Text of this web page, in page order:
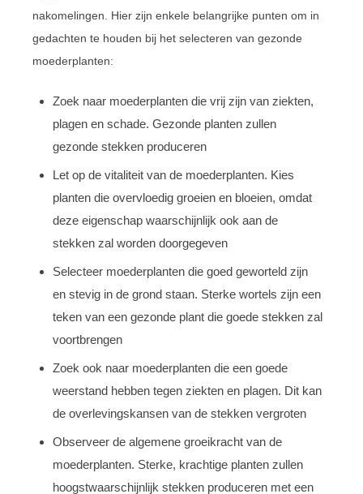
nakomelingen. Hier zijn enkele belangrijke punten om in
gedachten te houden bij het selecteren van gezonde
moederplanten:
Zoek naar moederplanten die vrij zijn van ziekten,
plagen en schade. Gezonde planten zullen
gezonde stekken produceren
Let op de vitaliteit van de moederplanten. Kies
planten die overvloedig groeien en bloeien, omdat
deze eigenschap waarschijnlijk ook aan de
stekken zal worden doorgegeven
Selecteer moederplanten die goed geworteld zijn
en stevig in de grond staan. Sterke wortels zijn een
teken van een gezonde plant die goede stekken zal
voortbrengen
Zoek ook naar moederplanten die een goede
weerstand hebben tegen ziekten en plagen. Dit kan
de overlevingskansen van de stekken vergroten
Observeer de algemene groeikracht van de
moederplanten. Sterke, krachtige planten zullen
hoogstwaarschijnlijk stekken produceren met een